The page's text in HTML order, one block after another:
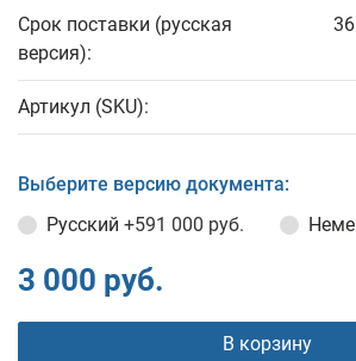
Срок поставки (русская
версия):
Артикул (SKU):
Выберите версию документа:
Русский +591 000 руб.
3 000 руб.
В корзину